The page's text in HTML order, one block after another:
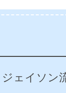
ジェイソン